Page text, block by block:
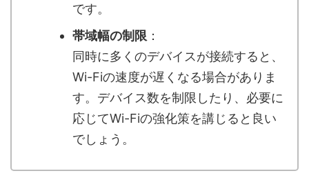
です。
帯域幅の制限 ：
同時に多くのデバイスが接続すると、
Wi-Fiの速度が遅くなる場合がありま
す。デバイス数を制限したり、必要に
応じてWi-Fiの強化策を講じると良い
でしょう。